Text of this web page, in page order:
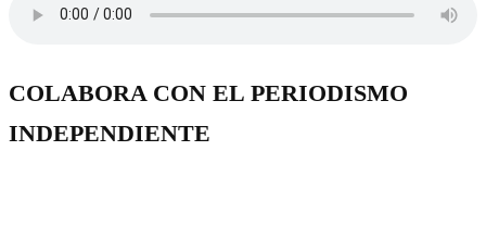
COLABORA CON EL PERIODISMO
INDEPENDIENTE